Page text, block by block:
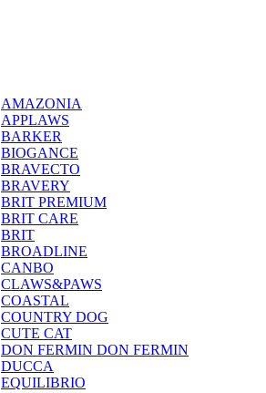
AMAZONIA
APPLAWS
BARKER
BIOGANCE
BRAVECTO
BRAVERY
BRIT PREMIUM
BRIT CARE
BRIT
BROADLINE
CANBO
CLAWS&PAWS
COASTAL
COUNTRY DOG
CUTE CAT
DON FERMIN DON FERMIN
DUCCA
EQUILIBRIO